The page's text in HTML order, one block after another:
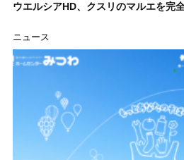
ウエルシアHD、クスリのマルエを完
ニュース